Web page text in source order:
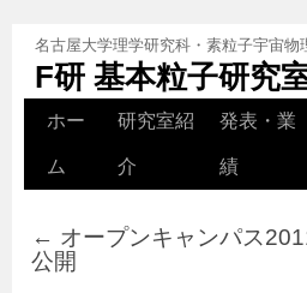
名古屋大学理学研究科・素粒子宇宙物
F研 基本粒子研究
ホー
ム
研究室紹
介
発表・業
績
← オープンキャンパス
公開